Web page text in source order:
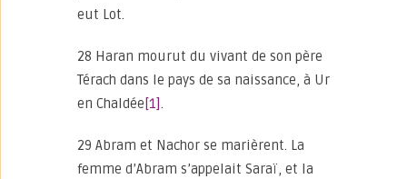
eut Lot.
28 Haran mourut du vivant de son père
Térach dans le pays de sa naissance, à Ur
en Chaldée [1].
29 Abram et Nachor se marièrent. La
femme d’Abram s’appelait Saraï, et la